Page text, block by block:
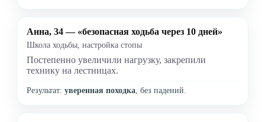
Анна, 34 — «безопасная ходьба через 10 дней»
Школа ходьбы, настройка стопы
Постепенно увеличили нагрузку, закрепили
технику на лестницах.
Результат: уверенная походка, без падений.